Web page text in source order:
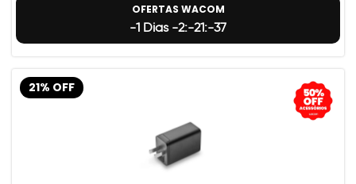
OFERTAS WACOM
-1 Dias -2:-21:-38
21% OFF